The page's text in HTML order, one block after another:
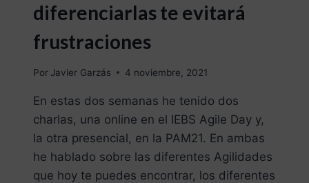
diferenciarlas te evitará
frustraciones
Por Javier Garzás 4 noviembre, 2021
En estas dos semanas he tenido dos
charlas, una online en el IEBS Agile Day y,
la otra presencial, en la PAM21. En ambas
he hablado sobre las diferentes Agilidades
que hoy te puedes encontrar, los diferentes